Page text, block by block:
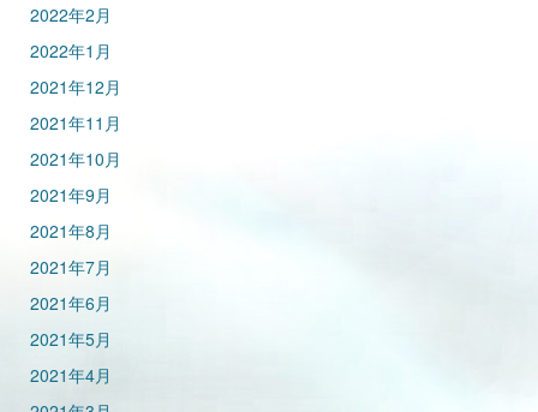
2022年2月
2022年1月
2021年12月
2021年11月
2021年10月
2021年9月
2021年8月
2021年7月
2021年6月
2021年5月
2021年4月